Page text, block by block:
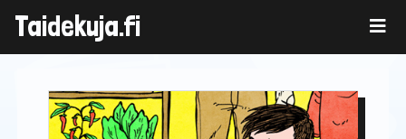
content
Taidekuja.fi